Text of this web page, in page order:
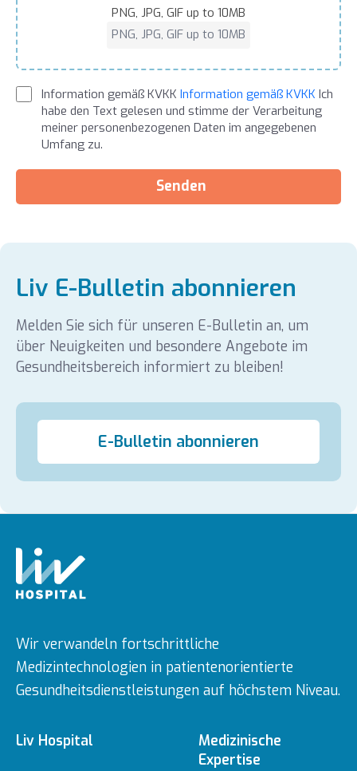
PNG, JPG, GIF up to 10MB
PNG, JPG, GIF up to 10MB
Information gemäß KVKK Information gemäß KVKK Ich
habe den Text gelesen und stimme der Verarbeitung
meiner personenbezogenen Daten im angegebenen
Umfang zu.
Senden
Liv E-Bulletin abonnieren
Melden Sie sich für unseren E-Bulletin an, um
über Neuigkeiten und besondere Angebote im
Gesundheitsbereich informiert zu bleiben!
E-Bulletin abonnieren
Wir verwandeln fortschrittliche
Medizintechnologien in patientenorientierte
Gesundheitsdienstleistungen auf höchstem Niveau.
Liv Hospital
Medizinische
Expertise